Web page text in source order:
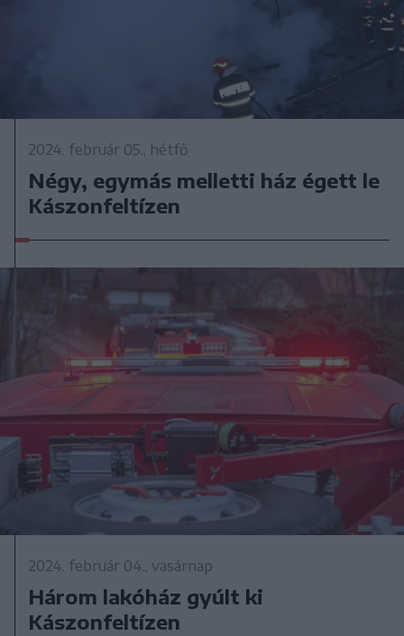
2024. február 05., hétfő
Négy, egymás melletti ház égett le
Kászonfeltízen
2024. február 04., vasárnap
Három lakóház gyúlt ki
Kászonfeltízen